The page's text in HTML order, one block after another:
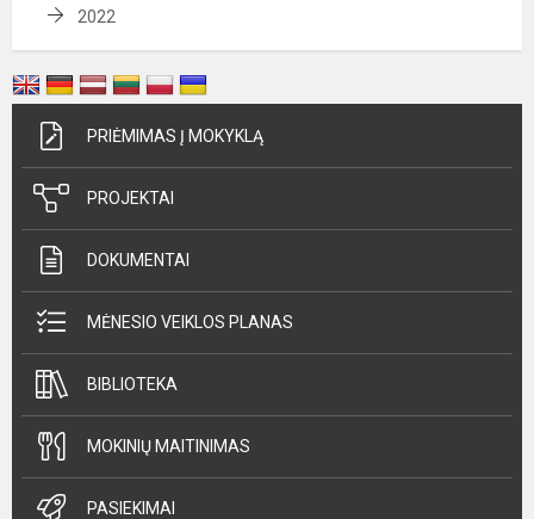
2022
PRIĖMIMAS Į MOKYKLĄ
PROJEKTAI
DOKUMENTAI
MĖNESIO VEIKLOS PLANAS
BIBLIOTEKA
MOKINIŲ MAITINIMAS
PASIEKIMAI